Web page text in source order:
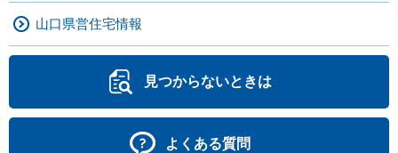
山口県営住宅情報
見つからないときは
よくある質問